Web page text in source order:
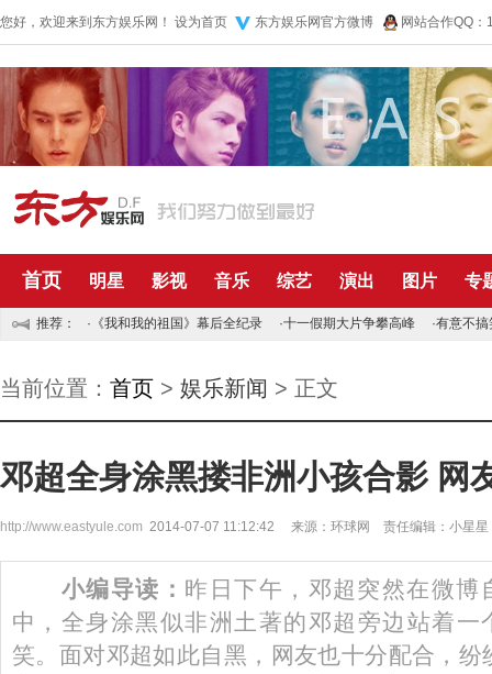
您好，欢迎来到东方娱乐网！ 设为首页 东方娱乐网官方微博 网站合作QQ
首页 明星 影视 音乐 综艺 演出 图片 专
推荐： · 《我和我的祖国》幕后全纪录 ·十一假期大片争攀高峰 ·有意不搞
当前位置： 首页 > 娱乐新闻 > 正文
邓超全身涂黑搂非洲小孩合影 网
http://www.eastyule.com 2014-07-07 11:12:42 来源：环球网 责任编辑：小星星
小编导读： 昨日下午，邓超突然在微博
中，全身涂黑似非洲土著的邓超旁边站着一
笑。面对邓超如此自黑，网友也十分配合，纷